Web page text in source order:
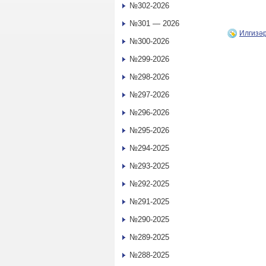
№302-2026
№301 — 2026
№300-2026
№299-2026
№298-2026
№297-2026
№296-2026
№295-2026
№294-2025
№293-2025
№292-2025
№291-2025
№290-2025
№289-2025
№288-2025